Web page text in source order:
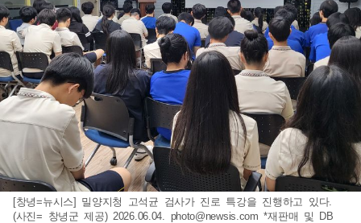
[창녕=뉴시스] 밀양지청 고석균 검사가 진로 특강을 진행하고 있다.
(사진= 창녕군 제공) 2026.06.04. photo@newsis.com *재판매 및 DB